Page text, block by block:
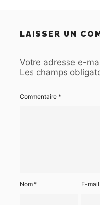
LAISSER UN
Votre adresse e-
Les champs
Commentaire *
Nom * E-